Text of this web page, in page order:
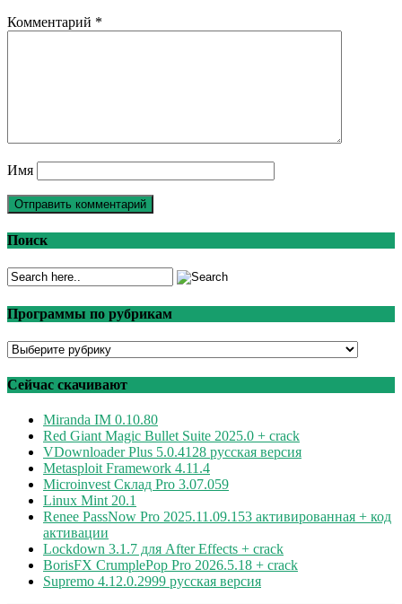
Комментарий *
Имя
Поиск
Программы по рубрикам
Программы
рубрикам
Сейчас скачивают
Miranda IM 0.10.80
Red Giant Magic Bullet Suite 2025.0 + crack
VDownloader Plus 5.0.4128 русская версия
Metasploit Framework 4.11.4
Microinvest Склад Pro 3.07.059
Linux Mint 20.1
Renee PassNow Pro 2025.11.09.153 активированная + код
активации
Lockdown 3.1.7 для After Effects + crack
BorisFX CrumplePop Pro 2026.5.18 + crack
Supremo 4.12.0.2999 русская версия